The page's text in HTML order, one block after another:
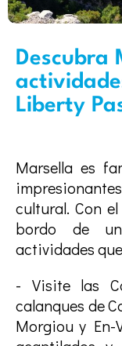
Descubra
Liberty
Marsella es
cultural. Con
bordo de
actividades
- Visite las
calanques de
Morgiou y En-